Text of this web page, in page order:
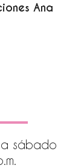
Ana
a sábado